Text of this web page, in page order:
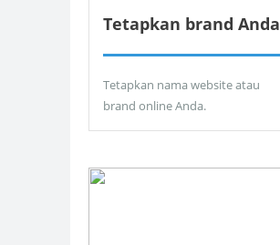
Tetapkan brand Anda
Tetapkan nama website atau
brand online Anda.